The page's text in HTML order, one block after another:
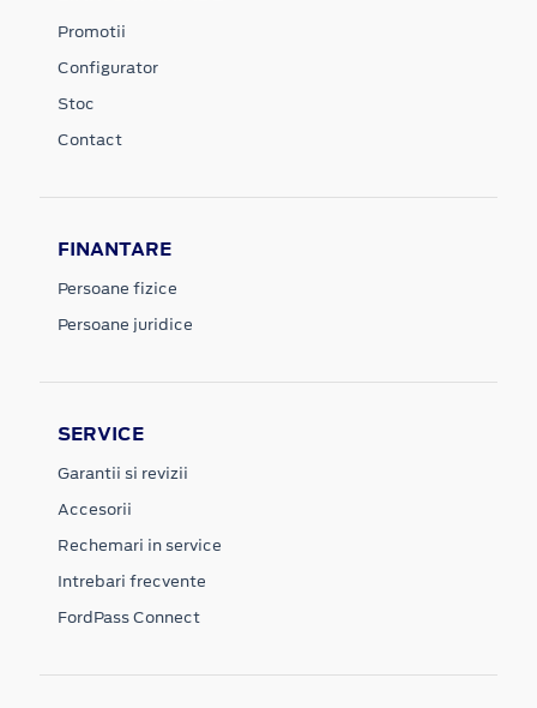
Promotii
Configurator
Stoc
Contact
FINANTARE
Persoane fizice
Persoane juridice
SERVICE
Garantii si revizii
Accesorii
Rechemari in service
Intrebari frecvente
FordPass Connect